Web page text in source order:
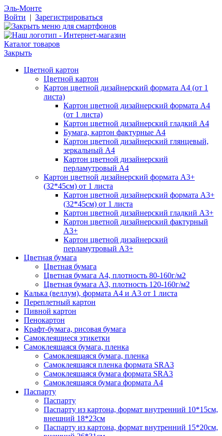
Эль-Монте
Войти | Зарегистрироваться
Каталог товаров
Закрыть
Цветной картон
Цветной картон
Картон цветной дизайнерский формата А4 (от 1
листа)
Картон цветной дизайнерский формата А4
(от 1 листа)
Картон цветной дизайнерский гладкий А4
Бумага, картон фактурные А4
Картон цветной дизайнерский глянцевый,
зеркальный А4
Картон цветной дизайнерский
перламутровый А4
Картон цветной дизайнерский формата А3+
(32*45см) от 1 листа
Картон цветной дизайнерский формата А3+
(32*45см) от 1 листа
Картон цветной дизайнерский гладкий А3+
Картон цветной дизайнерский фактурный
А3+
Картон цветной дизайнерский
перламутровый А3+
Цветная бумага
Цветная бумага
Цветная бумага А4, плотность 80-160г/м2
Цветная бумага А3, плотность 120-160г/м2
Калька (веллум), формата А4 и А3 от 1 листа
Переплетный картон
Пивной картон
Пенокартон
Крафт-бумага, рисовая бумага
Самоклеящиеся этикетки
Самоклеящаяся бумага, пленка
Самоклеящаяся бумага, пленка
Самоклеящаяся пленка формата SRА3
Самоклеящаяся бумага формата SRА3
Самоклеящаяся бумага формата А4
Паспарту
Паспарту
Паспарту из картона, формат внутренний 10*15см,
внешний 18*23см
Паспарту из картона, формат внутренний 15*20см,